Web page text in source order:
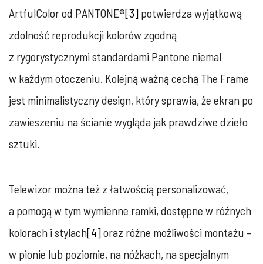
ArtfulColor od PANTONE®[3] potwierdza wyjątkową
zdolność reprodukcji kolorów zgodną
z rygorystycznymi standardami Pantone niemal
w każdym otoczeniu. Kolejną ważną cechą The Frame
jest minimalistyczny design, który sprawia, że ekran po
zawieszeniu na ścianie wygląda jak prawdziwe dzieło
sztuki.
Telewizor można też z łatwością personalizować,
a pomogą w tym wymienne ramki, dostępne w różnych
kolorach i stylach[4]oraz różne możliwości montażu –
w pionie lub poziomie, na nóżkach, na specjalnym